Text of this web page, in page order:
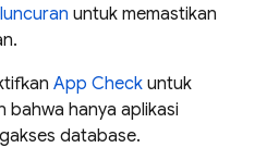
untuk memastikan
App Check untuk
bahwa hanya aplikasi
database.